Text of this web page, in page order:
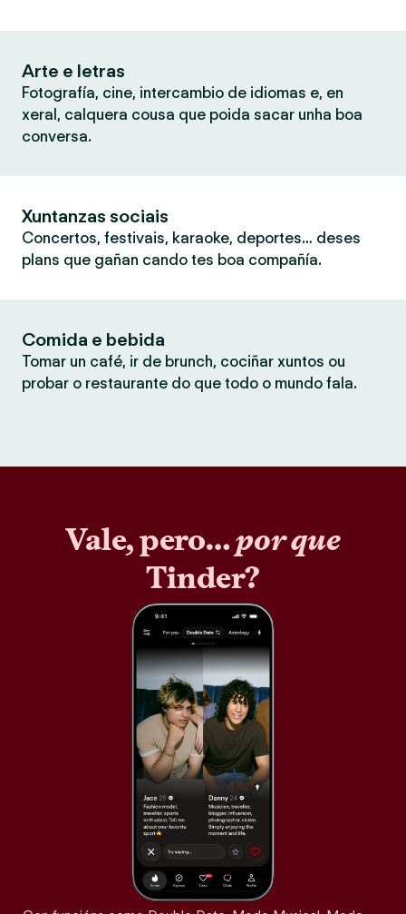
Arte e letras
Fotografía, cine, intercambio de idiomas e, en
xeral, calquera cousa que poida sacar unha boa
conversa.
Xuntanzas sociais
Concertos, festivais, karaoke, deportes… deses
plans que gañan cando tes boa compañía.
Comida e bebida
Tomar un café, ir de brunch, cociñar xuntos ou
probar o restaurante do que todo o mundo fala.
Vale, pero…por que
Tinder?